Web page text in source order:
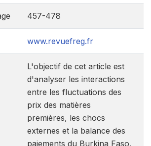
457-478
www.revuefreg.fr
L'objectif de cet article est
d'analyser les interactions
entre les fluctuations des
prix des matières
premières, les chocs
externes et la balance des
paiements du Burkina Faso,